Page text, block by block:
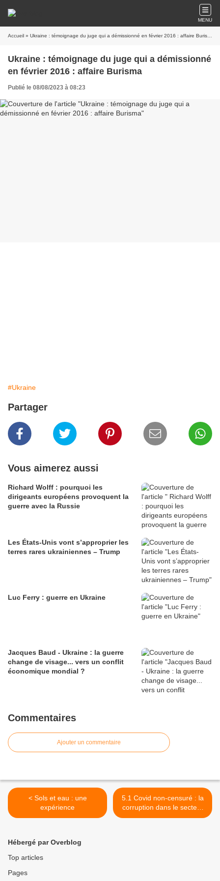
MENU
Accueil » Ukraine : témoignage du juge qui a démissionné en février 2016 : affaire Burisma
Ukraine : témoignage du juge qui a démissionné
en février 2016 : affaire Burisma
Publié le 08/08/2023 à 08:23
#Ukraine
Partager
Vous aimerez aussi
Richard Wolff : pourquoi les
dirigeants européens provoquent la
guerre avec la Russie
Les États-Unis vont s’approprier les
terres rares ukrainiennes – Trump
Luc Ferry : guerre en Ukraine
Jacques Baud - Ukraine : la guerre
change de visage... vers un conflit
économique mondial ?
Commentaires
Ajouter un commentaire
< Sols et eau : une
expérience
5.1 Covid non-censuré : la
corruption dans le secteur
de la santé >
Hébergé par Overblog
Top articles
Pages